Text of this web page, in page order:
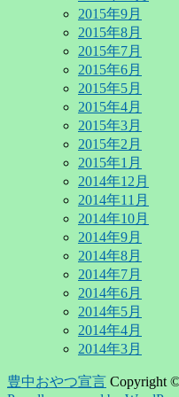
2015年9月
2015年8月
2015年7月
2015年6月
2015年5月
2015年4月
2015年3月
2015年2月
2015年1月
2014年12月
2014年11月
2014年10月
2014年9月
2014年8月
2014年7月
2014年6月
2014年5月
2014年4月
2014年3月
豊中おやつ宣言 Copyright